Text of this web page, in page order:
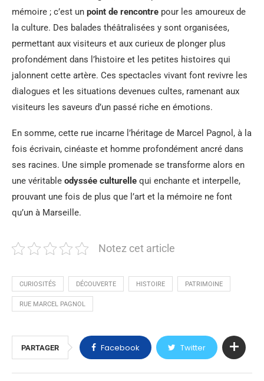
mémoire ; c’est un point de rencontre pour les amoureux de
la culture. Des balades théâtralisées y sont organisées,
permettant aux visiteurs et aux curieux de plonger plus
profondément dans l’histoire et les petites histoires qui
jalonnent cette artère. Ces spectacles vivant font revivre les
dialogues et les situations devenues cultes, ramenant aux
visiteurs les saveurs d’un passé riche en émotions.
En somme, cette rue incarne l’héritage de Marcel Pagnol, à la
fois écrivain, cinéaste et homme profondément ancré dans
ses racines. Une simple promenade se transforme alors en
une véritable odyssée culturelle qui enchante et interpelle,
prouvant une fois de plus que l’art et la mémoire ne font
qu’un à Marseille.
Notez cet article
CURIOSITÉS DÉCOUVERTE HISTOIRE PATRIMOINE
RUE MARCEL PAGNOL
PARTAGER Facebook Twitter